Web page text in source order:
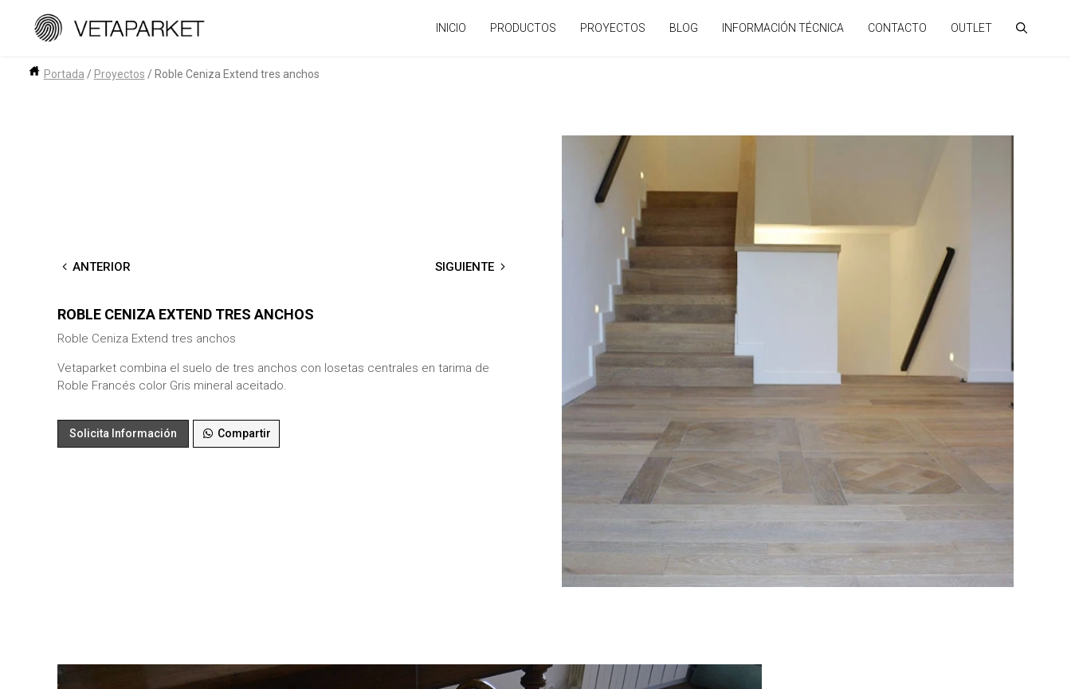
contenido
INICIO PRODUCTOS PROYECTOS BLOG INFORMACIÓN TÉCNICA CONTACTO OUTLET
Portada / Proyectos / Roble Ceniza Extend tres anchos
← ANTERIOR SIGUIENTE →
ROBLE CENIZA EXTEND TRES ANCHOS
Roble Ceniza Extend tres anchos
Vetaparket combina el suelo de tres anchos con losetas centrales en tarima de
Roble Francés color Gris mineral aceitado.
Solicita Información Compartir